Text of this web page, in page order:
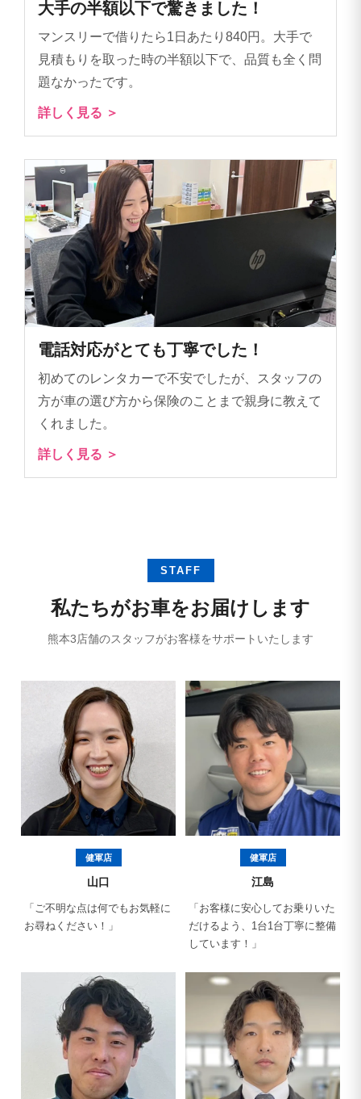
大手の半額以下で驚きました！
マンスリーで借りたら1日あたり840円。大手で
見積もりを取った時の半額以下で、品質も全く問
題なかったです。
詳しく見る ＞
電話対応がとても丁寧でした！
初めてのレンタカーで不安でしたが、スタッフの
方が車の選び方から保険のことまで親身に教えて
くれました。
詳しく見る ＞
STAFF
私たちがお車をお届けします
熊本3店舗のスタッフがお客様をサポートいたします
健軍店
山口
「ご不明な点は何でもお気軽に
お尋ねください！」
健軍店
江島
「お客様に安心してお乗りいた
だけるよう、1台1台丁寧に整備
しています！」